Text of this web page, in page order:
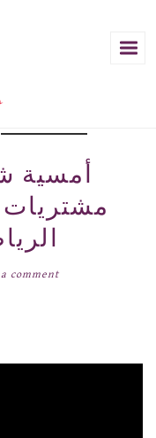
comment